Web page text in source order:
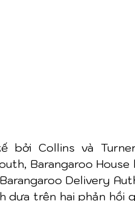
bởi Collins và
Barangaroo
Delivery
dựa trên hai phản hồi